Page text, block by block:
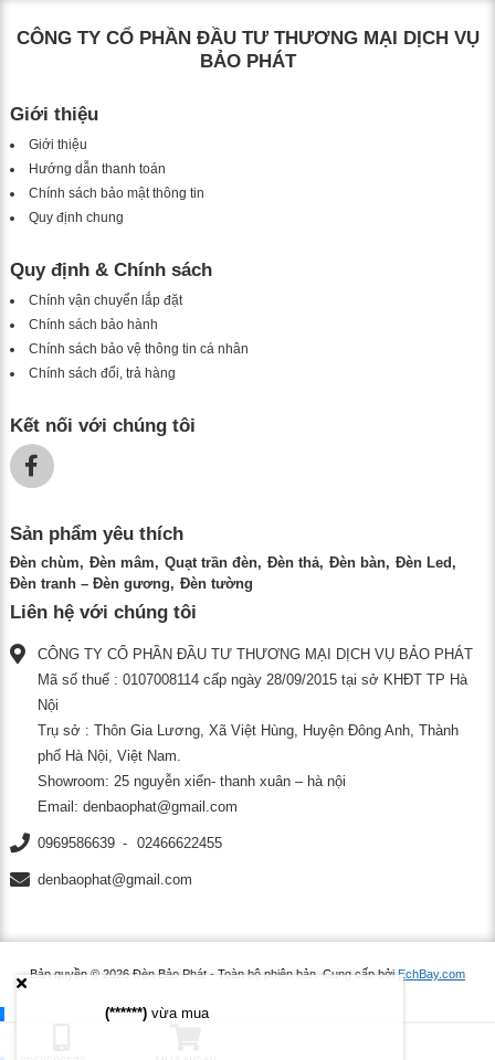
CÔNG TY CỔ PHẦN ĐẦU TƯ THƯƠNG MẠI DỊCH VỤ
BẢO PHÁT
Giới thiệu
Giới thiệu
Hướng dẫn thanh toán
Chính sách bảo mật thông tin
Quy định chung
Quy định & Chính sách
Chính vận chuyển lắp đặt
Chính sách bảo hành
Chính sách bảo vệ thông tin cá nhân
Chính sách đổi, trả hàng
Kết nối với chúng tôi
Sản phẩm yêu thích
Đèn chùm Đèn mâm Quạt trần đèn Đèn thả Đèn bàn
Đèn Led
Đèn tranh – Đèn gương
Đèn tường
Liên hệ với chúng tôi
CÔNG TY CỔ PHẦN ĐẦU TƯ THƯƠNG MẠI DỊCH VỤ BẢO PHÁT
Mã số thuế : 0107008114 cấp ngày 28/09/2015 tại sở KHĐT TP Hà
Nội
Trụ sở : Thôn Gia Lương, Xã Việt Hùng, Huyện Đông Anh, Thành
phố Hà Nội, Việt Nam.
Showroom: 25 nguyễn xiển- thanh xuân – hà nội
Email: denbaophat@gmail.com
0969586639 02466622455
denbaophat@gmail.com
Bản quyền © 2026 Đèn Bảo Phát - Toàn bộ phiên bản. Cung cấp bởi EchBay.com
.
(******) vừa mua